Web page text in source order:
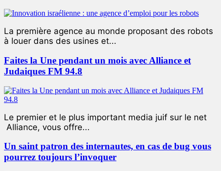
La première agence au monde proposant des robots
à louer dans des usines et...
Faites la Une pendant un mois avec Alliance et
Judaiques FM 94.8
Le premier et le plus important media juif sur le net
Alliance, vous offre...
Un saint patron des internautes, en cas de bug vous
pourrez toujours l’invoquer